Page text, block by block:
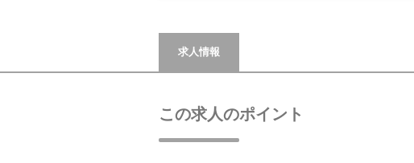
求人情報
この求人のポイント